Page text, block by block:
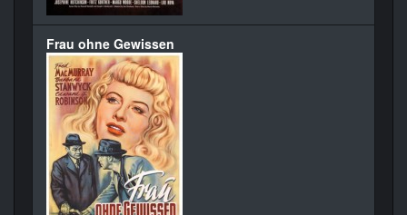
Frau ohne Gewissen